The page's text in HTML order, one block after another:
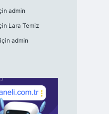
admin
Lara Temiz
admin